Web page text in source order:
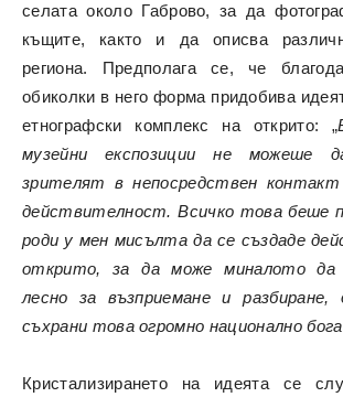
селата около Габрово, за да
къщите, както и да описва
региона. Предполага се, че
обиколки в него форма придобива
етнографски комплекс на открито: „
музейни експозиции не можеше
зрителят в непосредствен
действителност. Всичко това беше
роди у мен мисълта да се създаде
открито, за да може миналото да
лесно за възприемане и
съхрани това огромно национално
Кристализирането на идеята се